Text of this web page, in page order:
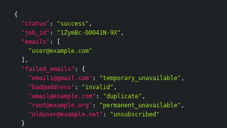
{
"status" : "success" ,
"job_id" : "1ZymBc-00041N-9X" ,
"emails" :
"user@example.com"
,
"failed_emails" :
{
"email1@gmail.com" : "temporary_unavailable" ,
"bad@address" : "invalid" ,
"email@example.com" : "duplicate" ,
"root@example.org" : "permanent_unavailable" ,
"olduser@example.net" :
"unsubscribed"
}